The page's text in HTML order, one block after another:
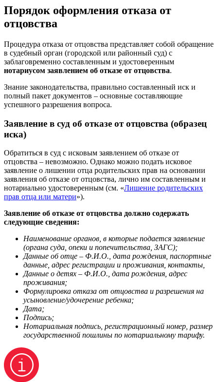
Порядок оформления отказа от
отцовства
Процедура отказа от отцовства представляет собой обращение
в судебный орган (городской или районный суд) с
заблаговременно составленным и удостоверенным
нотариусом заявлением об отказе от отцовства.
Знание законодательства, правильно составленный иск и
полный пакет документов – основные составляющие
успешного разрешения вопроса.
Заявление в суд об отказе от отцовства (образец
иска)
Обратиться в суд с исковым заявлением об отказе от
отцовства – невозможно. Однако можно подать исковое
заявление о лишении отца родительских прав на основании
заявления об отказе от отцовства, лично им составленным и
нотариально удостоверенным (см. «Лишение родительских
прав отца или матери»).
Заявление об отказе от отцовства должно содержать
следующие сведения:
Наименование органов, в которые подается заявление
(органа суда, опеки и попечительства, ЗАГС);
Данные об отце – Ф.И.О., дата рождения, паспортные
данные, адрес регистрации и проживания, контакты,
Данные о детях – Ф.И.О., дата рождения, адрес
проживания;
Формулировка отказа от отцовства и разрешения на
усыновление/удочерение ребенка;
Дата;
Подпись;
Нотариальная подпись, регистрационный номер, размер
государственной пошлины по нотариальному тарифу.